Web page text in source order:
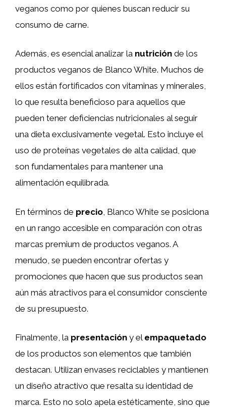
veganos como por quienes buscan reducir su
consumo de carne.
Además, es esencial analizar la nutrición de los
productos veganos de Blanco White. Muchos de
ellos están fortificados con vitaminas y minerales,
lo que resulta beneficioso para aquellos que
pueden tener deficiencias nutricionales al seguir
una dieta exclusivamente vegetal. Esto incluye el
uso de proteínas vegetales de alta calidad, que
son fundamentales para mantener una
alimentación equilibrada.
En términos de precio , Blanco White se posiciona
en un rango accesible en comparación con otras
marcas premium de productos veganos. A
menudo, se pueden encontrar ofertas y
promociones que hacen que sus productos sean
aún más atractivos para el consumidor consciente
de su presupuesto.
Finalmente, la presentación y el empaquetado
de los productos son elementos que también
destacan. Utilizan envases reciclables y mantienen
un diseño atractivo que resalta su identidad de
marca. Esto no solo apela estéticamente, sino que